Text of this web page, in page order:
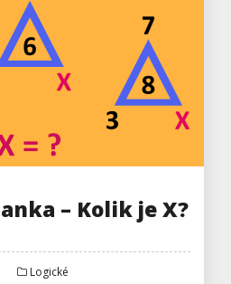
– Kolik je X?
Logické